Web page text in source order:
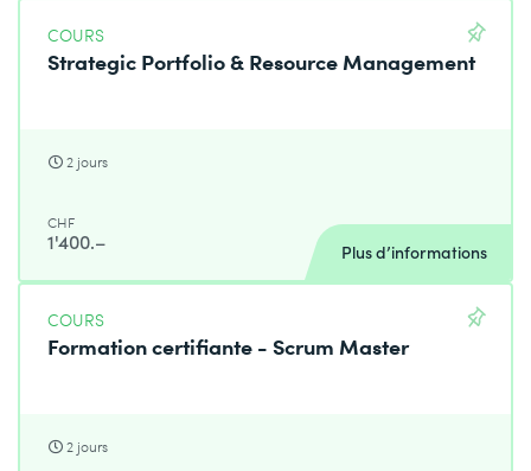
COURS
Strategic Portfolio & Resource Management
2 jours
CHF
1'400.– Plus d’informations
COURS
Formation certifiante - Scrum Master
2 jours